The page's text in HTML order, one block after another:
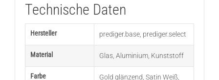
Technische Daten
Hersteller prediger.base, prediger.select
Material Glas, Aluminium, Kunststoff
Farbe Gold glänzend Satin Weiß,